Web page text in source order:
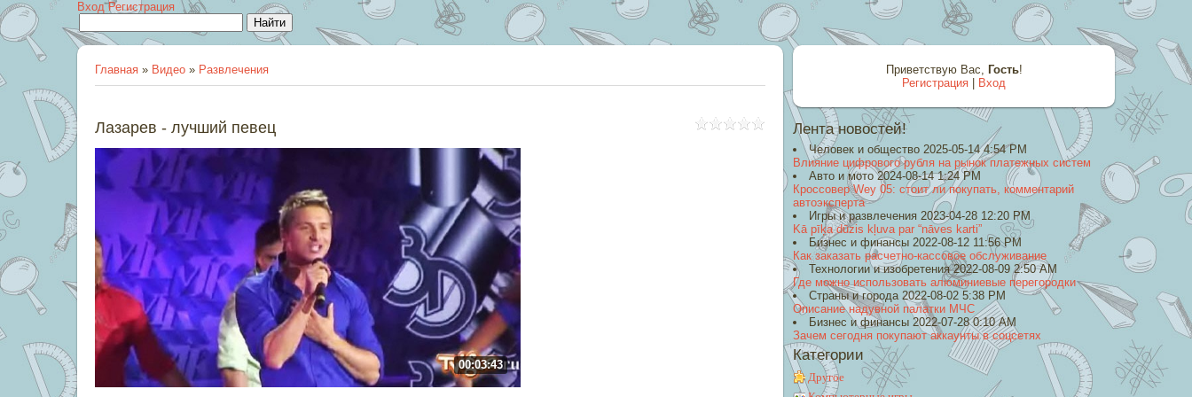
Вход Регистрация
Главная » Видео » Развлечения
Лазарев - лучший певец
00:03:43
Приветствую Вас, Гость!
Регистрация
Вход
Лента новостей!
Человек и общество 2025-05-14 4:54 PM
Влияние цифрового рубля на рынок платежных систем
Авто и мото 2024-08-14 1:24 PM
Кроссовер Wey 05: стоит ли покупать, комментарий
автоэксперта
Игры и развлечения 2023-04-28 12:20 PM
Kā pīķa dūzis kļuva par “nāves karti”
Бизнес и финансы 2022-08-12 11:56 PM
Как заказать расчетно-кассовое обслуживание
Технологии и изобретения 2022-08-09 2:50 AM
Где можно использовать алюминиевые перегородки
Страны и города 2022-08-02 5:38 PM
Описание надувной палатки МЧС
Бизнес и финансы 2022-07-28 0:10 AM
Зачем сегодня покупают аккаунты в соцсетях
Категории
Другое